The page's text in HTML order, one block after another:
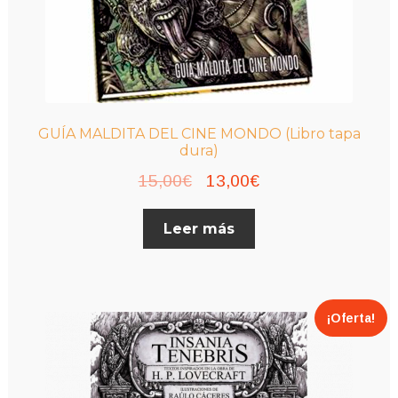
GUÍA MALDITA DEL CINE MONDO (Libro tapa
dura)
15,00€
El
precio
original
13,00€El
Leer más
¡Oferta!